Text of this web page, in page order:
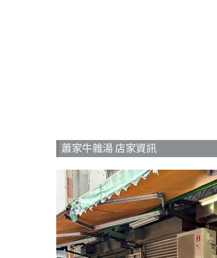
蕭家牛雜湯 店家資訊